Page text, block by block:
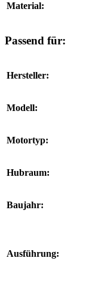
Material:
Passend für:
Hersteller:
Modell:
Motortyp:
Hubraum:
Baujahr:
Ausführung: